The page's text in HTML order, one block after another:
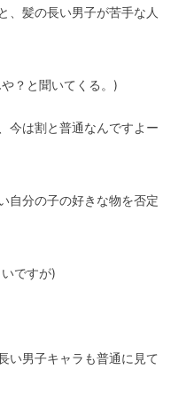
、髪の長い男子が苦手な人
？と聞いてくる。)
今は割と普通なんですよー
自分の子の好きな物を否定
ですが)
い男子キャラも普通に見て